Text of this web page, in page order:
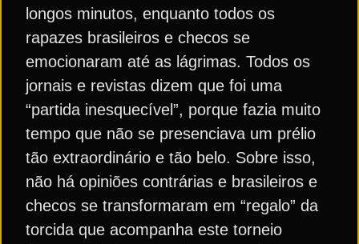
longos minutos, enquanto todos os
rapazes brasileiros e checos se
emocionaram até as lágrimas. Todos os
jornais e revistas dizem que foi uma
“partida inesquecível”, porque fazia muito
tempo que não se presenciava um prélio
tão extraordinário e tão belo. Sobre isso,
não há opiniões contrárias e brasileiros e
checos se transformaram em “regalo” da
torcida que acompanha este torneio